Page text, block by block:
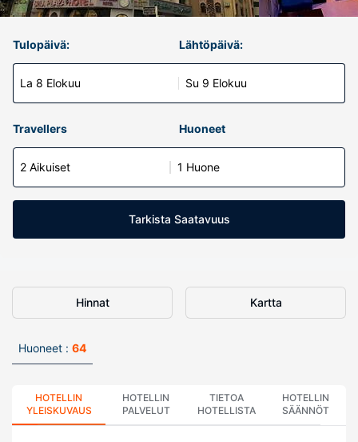
Tulopäivä:
La 8 Elokuu
Lähtöpäivä:
Su 9 Elokuu
Travellers Huoneet
2 Aikuiset 1 Huone
Tarkista Saatavuus
Hinnat Kartta
Huoneet : 64
HOTELLIN
YLEISKUVAUS
HOTELLIN
PALVELUT
TIETOA
HOTELLISTA
HOTELLIN
SÄÄNNÖT